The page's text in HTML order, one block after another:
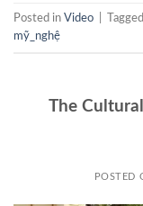
Posted in Video Tagged
mỹ_nghệ
The
POSTED